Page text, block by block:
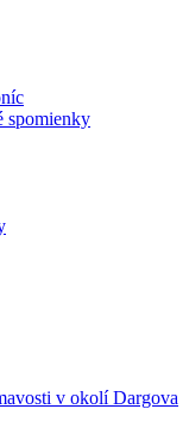
spomienky
v okolí Dargova